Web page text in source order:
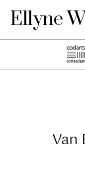
Ga
naar
de
Ellyne
Van